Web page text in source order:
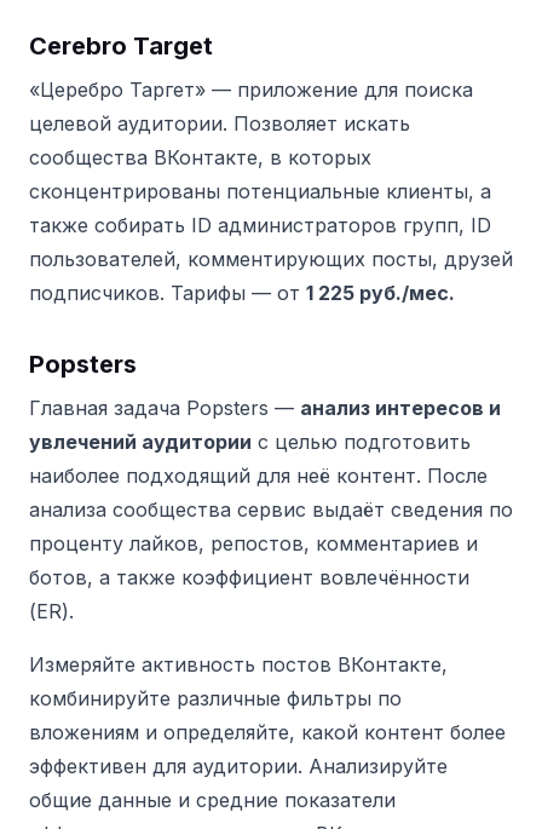
Cerebro Target
«Церебро Таргет» — приложение для поиска
целевой аудитории. Позволяет искать
сообщества ВКонтакте, в которых
сконцентрированы потенциальные клиенты, а
также собирать ID администраторов групп, ID
пользователей, комментирующих посты, друзей
подписчиков. Тарифы — от 1 225 руб./мес.
Popsters
Главная задача Popsters — анализ интересов и
увлечений аудитории с целью подготовить
наиболее подходящий для неё контент. После
анализа сообщества сервис выдаёт сведения по
проценту лайков, репостов, комментариев и
ботов, а также коэффициент вовлечённости
(ER).
Измеряйте активность постов ВКонтакте,
комбинируйте различные фильтры по
вложениям и определяйте, какой контент более
эффективен для аудитории. Анализируйте
общие данные и средние показатели